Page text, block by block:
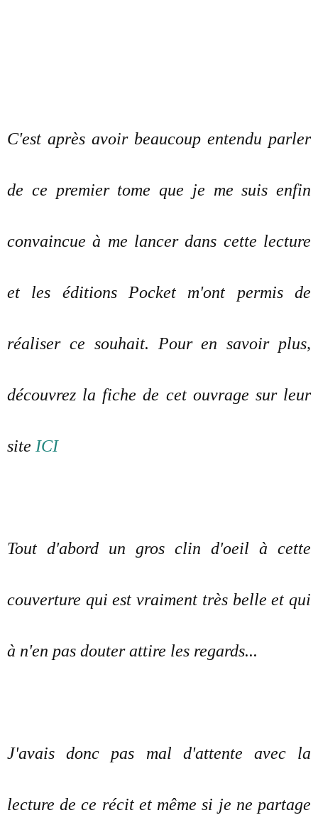
C'est après avoir beaucoup entendu parler
de ce premier tome que je me suis enfin
convaincue à me lancer dans cette lecture
et les éditions Pocket m'ont permis de
réaliser ce souhait. Pour en savoir plus,
découvrez la fiche de cet ouvrage sur leur
site ICI
Tout d'abord un gros clin d'oeil à cette
couverture qui est vraiment très belle et qui
à n'en pas douter attire les regards...
J'avais donc pas mal d'attente avec la
lecture de ce récit et même si je ne partage